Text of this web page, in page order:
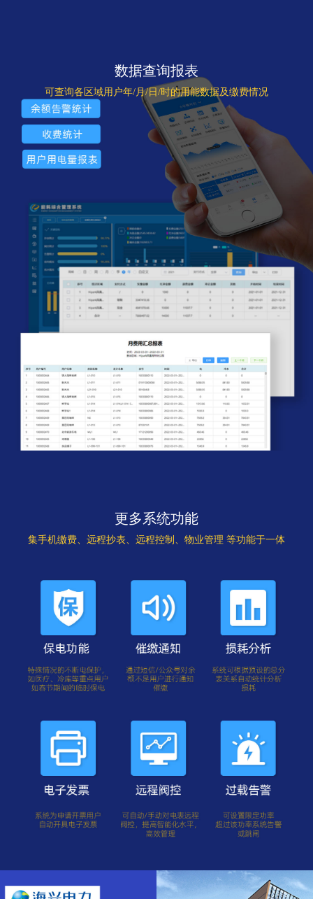
数据查询报表
可查询各区域用户年/月/日/时的用能数据及缴费情况
更多系统功能
集手机缴费、远程抄表、远程控制、物业管理 等功能于一体